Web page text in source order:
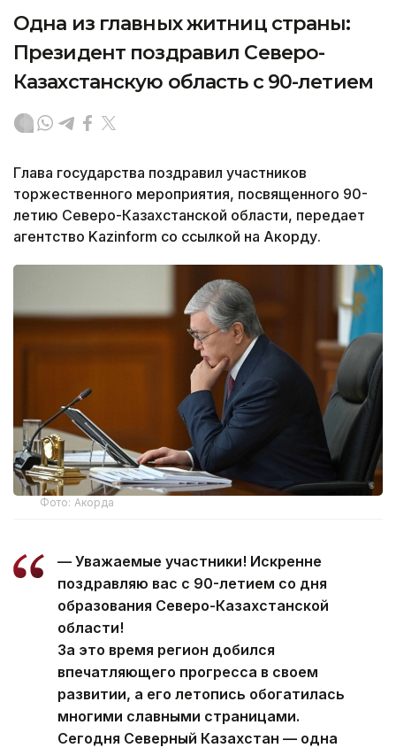
Одна из главных житниц страны:
Президент поздравил Северо-
Казахстанскую область с 90-летием
Глава государства поздравил участников
торжественного мероприятия, посвященного 90-
летию Северо-Казахстанской области, передает
агентство Kazinform со ссылкой на Акорду.
Фото: Акорда
— Уважаемые участники! Искренне
поздравляю вас с 90-летием со дня
образования Северо-Казахстанской
области!
За это время регион добился
впечатляющего прогресса в своем
развитии, а его летопись обогатилась
многими славными страницами.
Сегодня Северный Казахстан — одна